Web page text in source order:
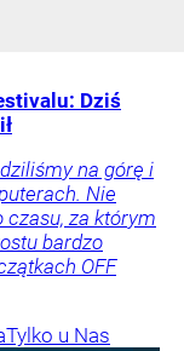
Dziś
na górę i
Nie
za którym
bardzo
OFF
Tylko u Nas